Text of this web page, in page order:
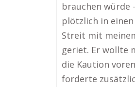
brauchen würde
plötzlich in
Streit mit
geriet. Er wollte
die Kaution
forderte